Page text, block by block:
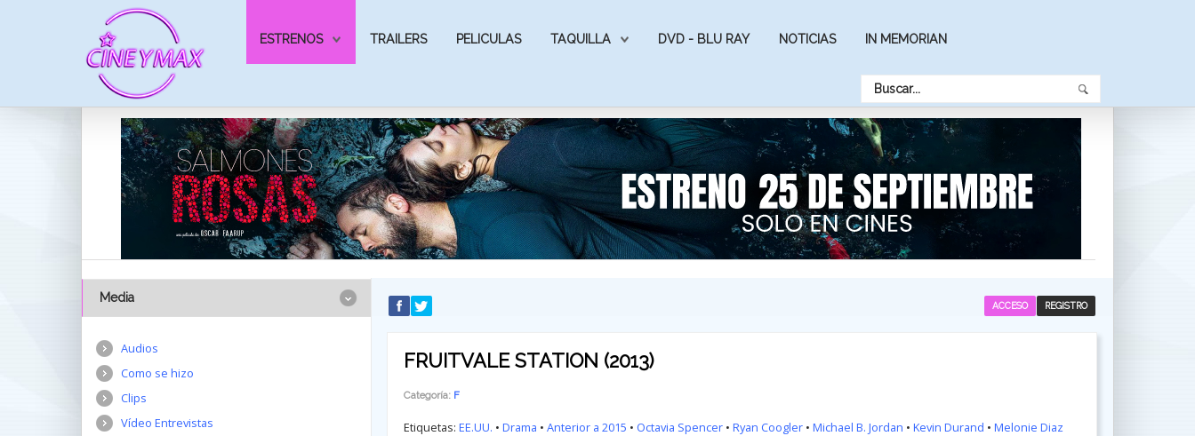
ESTRENOS TRAILERS PELICULAS TAQUILLA DVD - BLU RAY NOTICIAS IN MEMORIAN
REGISTRO
ACCESO
FRUITVALE STATION (2013)
Categoría: F
Etiquetas: EE.UU. • Drama • Anterior a 2015 • Octavia Spencer• Ryan Coogler• Michael B. Jordan • Kevin Durand • Melonie Diaz
Media
Audios
Como se hizo
Clips
Vídeo Entrevistas